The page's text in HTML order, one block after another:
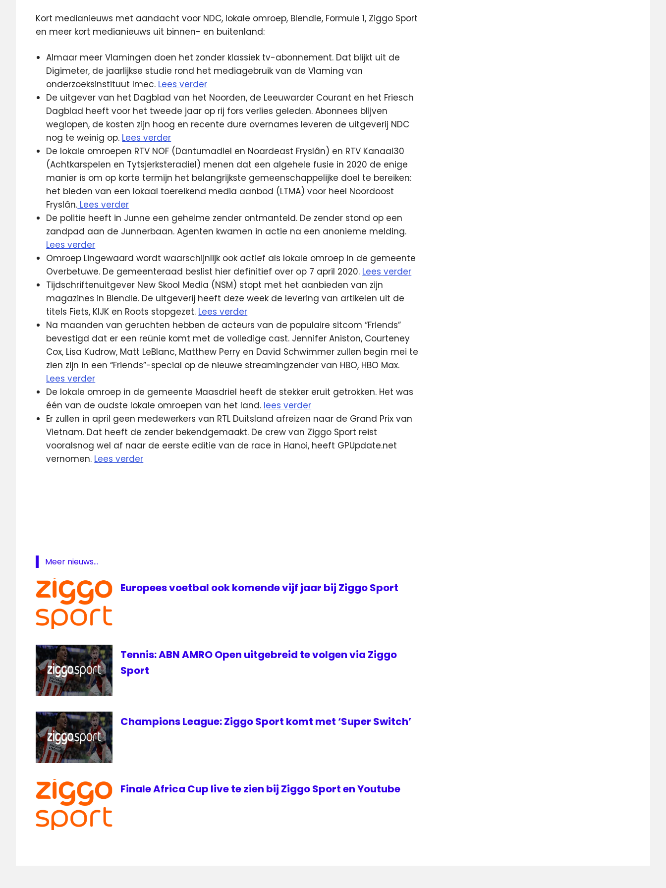
Kort medianieuws met aandacht voor NDC, lokale omroep, Blendle, Formule 1, Ziggo Sport
en meer kort medianieuws uit binnen- en buitenland:
Almaar meer Vlamingen doen het zonder klassiek tv-abonnement. Dat blijkt uit de
Digimeter, de jaarlijkse studie rond het mediagebruik van de Vlaming van
onderzoeksinstituut Imec. Lees verder
De uitgever van het Dagblad van het Noorden, de Leeuwarder Courant en het Friesch
Dagblad heeft voor het tweede jaar op rij fors verlies geleden. Abonnees blijven
weglopen, de kosten zijn hoog en recente dure overnames leveren de uitgeverij NDC
nog te weinig op. Lees verder
De lokale omroepen RTV NOF (Dantumadiel en Noardeast Fryslân) en RTV Kanaal30
(Achtkarspelen en Tytsjerksteradiel) menen dat een algehele fusie in 2020 de enige
manier is om op korte termijn het belangrijkste gemeenschappelijke doel te bereiken:
het bieden van een lokaal toereikend media aanbod (LTMA) voor heel Noordoost
Fryslân. Lees verder
De politie heeft in Junne een geheime zender ontmanteld. De zender stond op een
zandpad aan de Junnerbaan. Agenten kwamen in actie na een anonieme melding.
Lees verder
Omroep Lingewaard wordt waarschijnlijk ook actief als lokale omroep in de gemeente
Overbetuwe. De gemeenteraad beslist hier definitief over op 7 april 2020. Lees verder
Tijdschriftenuitgever New Skool Media (NSM) stopt met het aanbieden van zijn
magazines in Blendle. De uitgeverij heeft deze week de levering van artikelen uit de
titels Fiets, KIJK en Roots stopgezet. Lees verder
Na maanden van geruchten hebben de acteurs van de populaire sitcom “Friends”
bevestigd dat er een reünie komt met de volledige cast. Jennifer Aniston, Courteney
Cox, Lisa Kudrow, Matt LeBlanc, Matthew Perry en David Schwimmer zullen begin mei te
zien zijn in een “Friends”-special op de nieuwe streamingzender van HBO, HBO Max.
Lees verder
De lokale omroep in de gemeente Maasdriel heeft de stekker eruit getrokken. Het was
één van de oudste lokale omroepen van het land. lees verder
Er zullen in april geen medewerkers van RTL Duitsland afreizen naar de Grand Prix van
Vietnam. Dat heeft de zender bekendgemaakt. De crew van Ziggo Sport reist
vooralsnog wel af naar de eerste editie van de race in Hanoi, heeft GPUpdate.net
vernomen. Lees verder
Maasdriel
RTV30
Ziggo
Sport
Meer nieuws...
Europees voetbal ook komende vijf jaar bij Ziggo Sport
Tennis: ABN AMRO Open uitgebreid te volgen via Ziggo
Sport
Champions League: Ziggo Sport komt met ‘Super Switch’
Finale Africa Cup live te zien bij Ziggo Sport en Youtube